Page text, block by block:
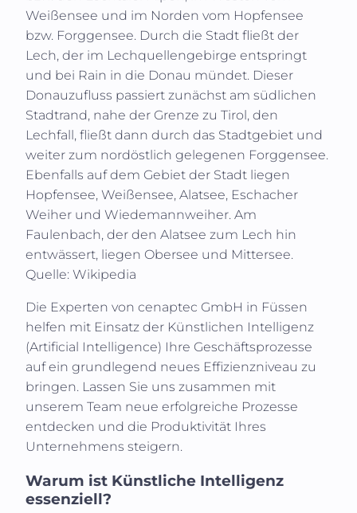
Weißensee und im Norden vom Hopfensee
bzw. Forggensee. Durch die Stadt fließt der
Lech, der im Lechquellengebirge entspringt
und bei Rain in die Donau mündet. Dieser
Donauzufluss passiert zunächst am südlichen
Stadtrand, nahe der Grenze zu Tirol, den
Lechfall, fließt dann durch das Stadtgebiet und
weiter zum nordöstlich gelegenen Forggensee.
Ebenfalls auf dem Gebiet der Stadt liegen
Hopfensee, Weißensee, Alatsee, Eschacher
Weiher und Wiedemannweiher. Am
Faulenbach, der den Alatsee zum Lech hin
entwässert, liegen Obersee und Mittersee.
Quelle: Wikipedia
Die Experten von cenaptec GmbH in Füssen
helfen mit Einsatz der Künstlichen Intelligenz
(Artificial Intelligence) Ihre Geschäftsprozesse
auf ein grundlegend neues Effizienzniveau zu
bringen. Lassen Sie uns zusammen mit
unserem Team neue erfolgreiche Prozesse
entdecken und die Produktivität Ihres
Unternehmens steigern.
Warum ist Künstliche Intelligenz
essenziell?